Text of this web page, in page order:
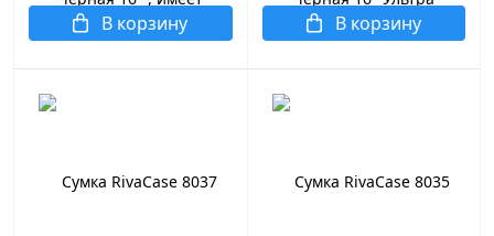
переднее отделение на
молнии, плечевой ремень.
В корзину
плечевой ремень.
В корзину